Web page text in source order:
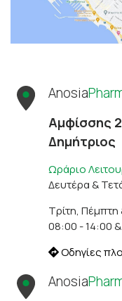
Anosia
Αμφίσσης
Δημήτριος
Ωράριο
Δευτέρα &
Τρίτη,
08:00 - 14:00
Οδηγίες
Anosia